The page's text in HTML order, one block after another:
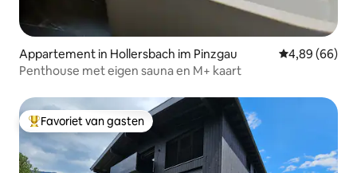
Appartement in Hollersbach im Pinzgau Gemiddelde
4,89 (66)
Penthouse met eigen sauna en M+ kaart
Topfavoriet van gasten
Favoriet van gasten